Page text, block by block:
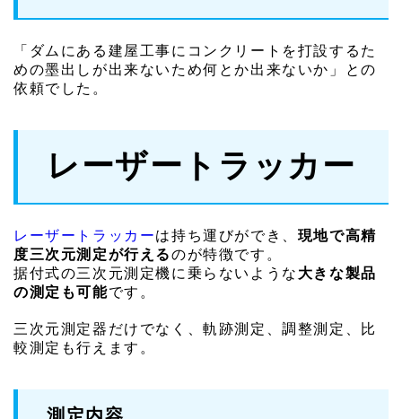
「ダムにある建屋工事にコンクリートを打設するた
めの墨出しが出来ないため何とか出来ないか」との
依頼でした。
レーザートラッカー
レーザートラッカーは持ち運びができ、 現地で高精
度三次元測定が行えるのが特徴です。
据付式の三次元測定機に乗らないような 大きな製品
の測定も可能です。
三次元測定器だけでなく、軌跡測定、調整測定、比
較測定も行えます。